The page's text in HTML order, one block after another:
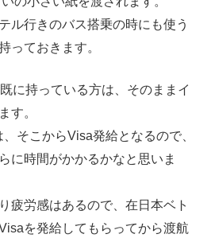
ル行きのバス搭乗の時にも使う
っておきます。
に持っている方は、そのままイ
す。
そこからVisa発給となるので、
に時間がかかるかなと思いま
疲労感はあるので、在日本ベト
を発給してもらってから渡航